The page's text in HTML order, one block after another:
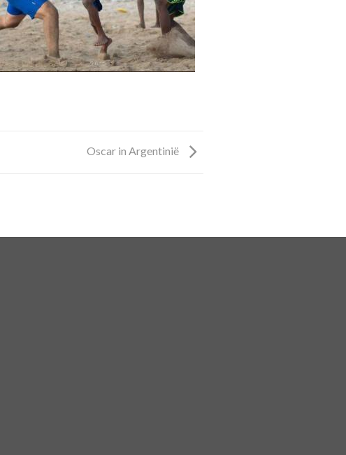
Oscar in Argentinië